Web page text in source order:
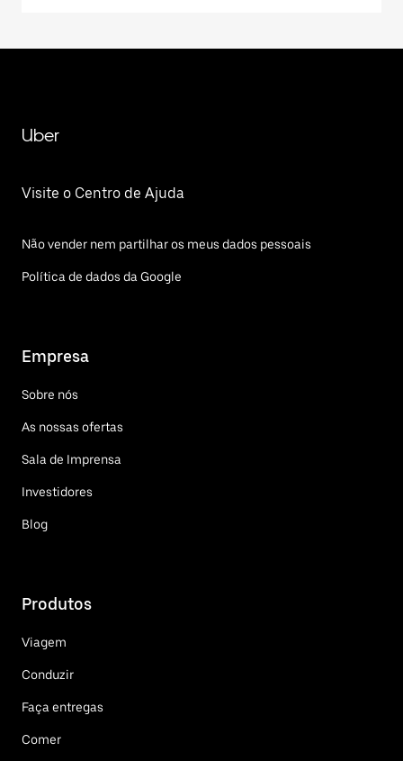
Uber
Visite o Centro de Ajuda
Não vender nem partilhar os meus dados pessoais
Política de dados da Google
Empresa
Sobre nós
As nossas ofertas
Sala de Imprensa
Investidores
Blog
Produtos
Viagem
Conduzir
Faça entregas
Comer